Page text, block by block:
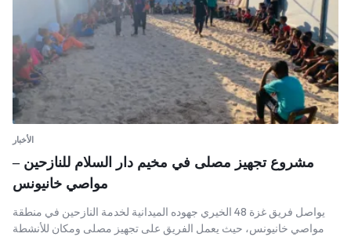
الأخبار
مشروع تجهيز مصلى في مخيم دار السلام للنازحين –
مواصي خانيونس
يواصل فريق غزة 48 الخيري جهوده الميدانية لخدمة النازحين في منطقة
مواصي خانيونس، حيث يعمل الفريق على تجهيز مصلى ومكان للأنشطة